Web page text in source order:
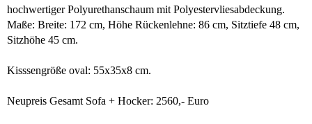
hochwertiger Polyurethanschaum mit Polyestervliesabdeckung.
Maße: Breite: 172 cm, Höhe Rückenlehne: 86 cm, Sitztiefe 48 cm,
Sitzhöhe 45 cm.
Kisssengröße oval: 55x35x8 cm.
Neupreis Gesamt Sofa + Hocker: 2560,- Euro